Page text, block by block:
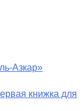
Азкар»
книжка для